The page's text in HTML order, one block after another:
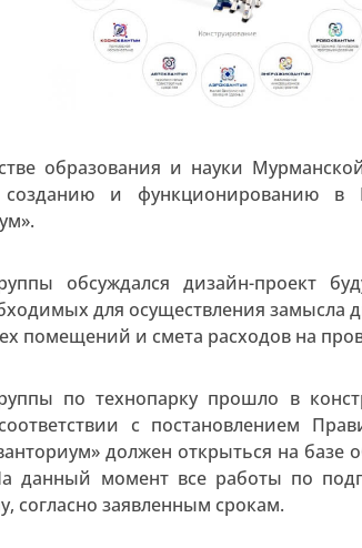
образования и науки
и функционированию в
обсуждался дизайн-проект
для осуществления замысла
помещений и смета расходов на
по технопарку прошло в
с постановлением
должен открыться на базе
данный момент все работы по
согласно заявленным срокам.